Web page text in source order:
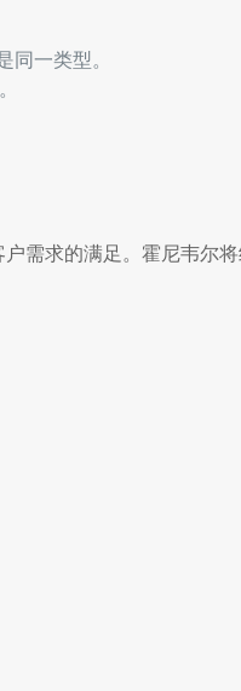
同一类型。
需求的满足。霍尼韦尔